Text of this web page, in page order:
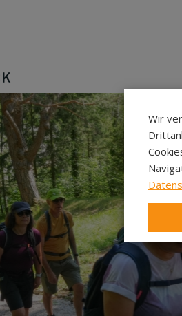
Wir